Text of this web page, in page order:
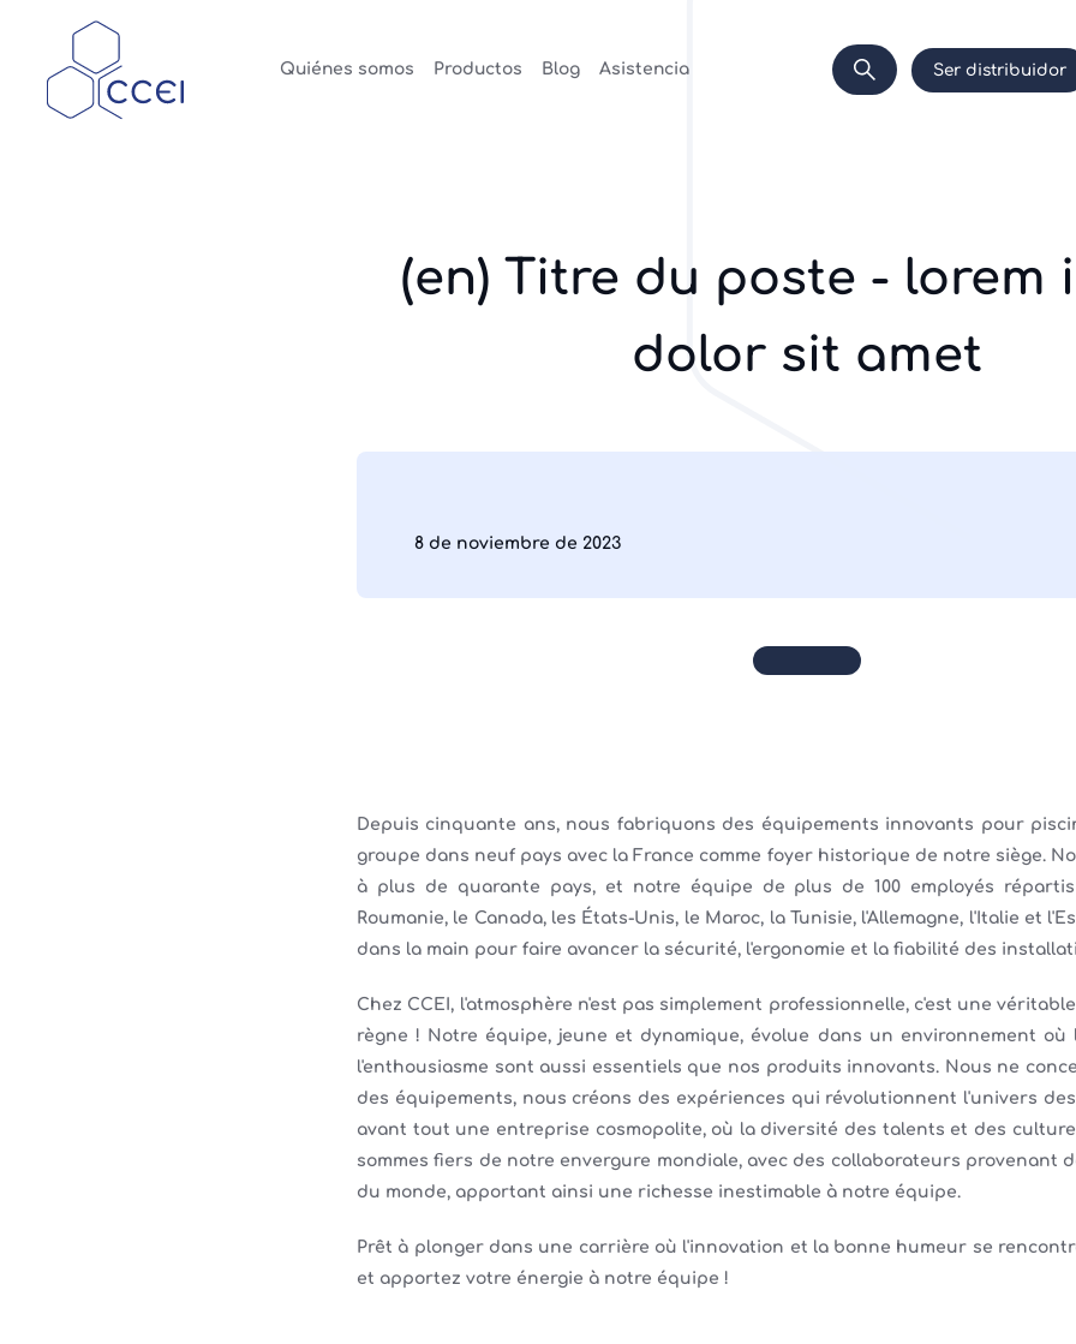
Quiénes somos Productos Blog Asistencia Ser distribuidor
(en) Titre du poste - lorem
dolor sit amet
8 de noviembre de 2023
Depuis cinquante ans, nous fabriquons des équipements innovants pour
groupe dans neuf pays avec la France comme foyer historique de notre siège.
à plus de quarante pays, et notre équipe de plus de 100 employés
Roumanie, le Canada, les États-Unis, le Maroc, la Tunisie, l'Allemagne, l'Italie et
dans la main pour faire avancer la sécurité, l'ergonomie et la fiabilité des
Chez CCEI, l'atmosphère n'est pas simplement professionnelle, c'est une
règne ! Notre équipe, jeune et dynamique, évolue dans un environnement
l'enthousiasme sont aussi essentiels que nos produits innovants. Nous ne
des équipements, nous créons des expériences qui révolutionnent l'univers des
avant tout une entreprise cosmopolite, où la diversité des talents et des
sommes fiers de notre envergure mondiale, avec des collaborateurs provenant
du monde, apportant ainsi une richesse inestimable à notre équipe.
Prêt à plonger dans une carrière où l'innovation et la bonne humeur se
et apportez votre énergie à notre équipe !